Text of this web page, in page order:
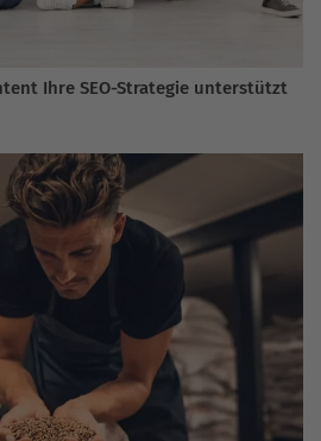
Ihre SEO-Strategie unterstützt